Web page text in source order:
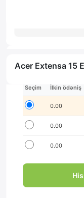
Acer Extensa 15
İlkin ödənişsiz
Seçim İlkin ödəniş
0.00
0.00
0.00